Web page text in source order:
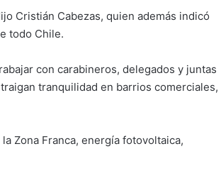
Cristián Cabezas, quien además indicó
todo Chile.
con carabineros, delegados y juntas
tranquilidad en barrios comerciales,
Zona Franca, energía fotovoltaica,